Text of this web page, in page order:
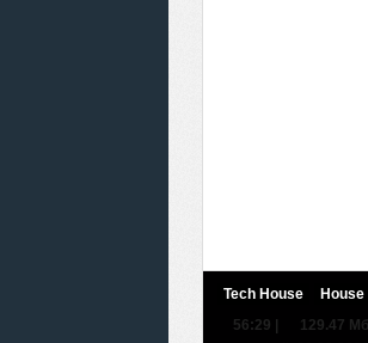
Tech House House
56:29 | 129.47 Мб